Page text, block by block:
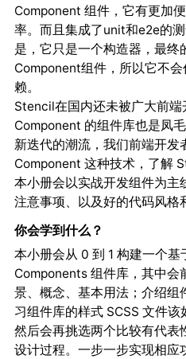
Component 组件，它有更加
率。而且集成了unit和e2e的
是，它只是一个构造器，最终
Component组件，所以它不
赖。
Stencil在国内还未被广大前
Component 的组件库也是凤
新迭代的潮流，我们前端开发
Component 这种技术，了解
本小册会以实战开发组件为主
注意事项、以及好的代码风格
你会学到什么？
本小册会从 0 到 1 构建一个
Components 组件库，其中会
景、概念、基本用法；介绍组
习组件库的样式 SCSS 文件该
然后会再挑选两个比较有代表
设计过程。一步一步实现相应